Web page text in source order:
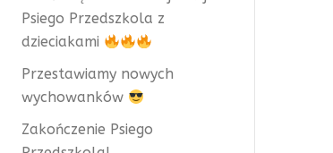
Psiego Przedszkola z
dzieciakami
Przestawiamy nowych
wychowanków
Zakończenie Psiego